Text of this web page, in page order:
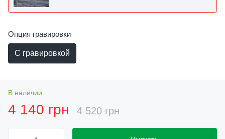
Опция гравировки
С гравировкой
В наличии
4 140 грн 4 520 грн